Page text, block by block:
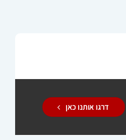
דרגו אותנו כאן